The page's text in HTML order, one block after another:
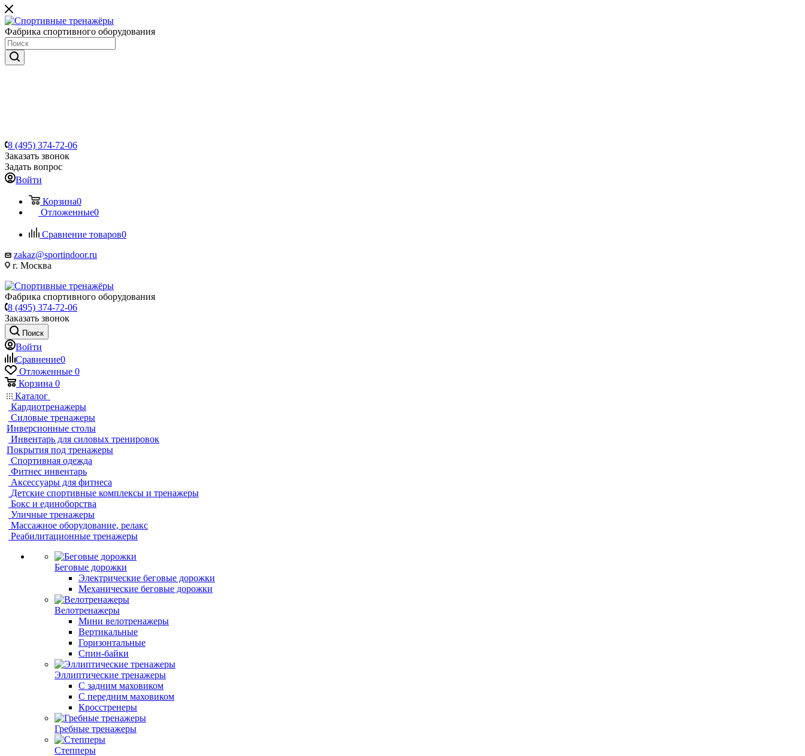
Фабрика спортивного оборудования
8 (495) 374-72-06
Заказать звонок
Задать вопрос
Войти
Корзина0
Отложенные0
Сравнение товаров0
zakaz@sportindoor.ru
г. Москва
Фабрика спортивного оборудования
8 (495) 374-72-06
Заказать звонок
Поиск
Войти
Сравнение0
Отложенные 0
Корзина 0
Каталог
Кардиотренажеры
Силовые тренажеры
Инверсионные столы
Инвентарь для силовых тренировок
Покрытия под тренажеры
Спортивная одежда
Фитнес инвентарь
Аксессуары для фитнеса
Детские спортивные комплексы и тренажеры
Бокс и единоборства
Уличные тренажеры
Массажное оборудование, релакс
Реабилитационные тренажеры
Беговые дорожки
Электрические беговые дорожки
Механические беговые дорожки
Велотренажеры
Мини велотренажеры
Вертикальные
Горизонтальные
Спин-байки
Эллиптические тренажеры
С задним маховиком
С передним маховиком
Кросстренеры
Гребные тренажеры
Степперы